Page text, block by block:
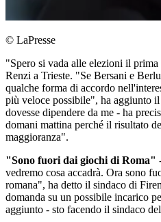
© LaPresse
"Spero si vada alle elezioni il
Renzi a Trieste. "Se Bersani e
qualche forma di accordo
più veloce possibile", ha aggiunto
dovesse dipendere da me - ha
domani mattina perché il risultato
maggioranza".
"Sono fuori dai giochi di Roma"
vedremo cosa accadrà. Ora sono
romana", ha detto il sindaco di
domanda su un possibile incarico
aggiunto - sto facendo il sindaco